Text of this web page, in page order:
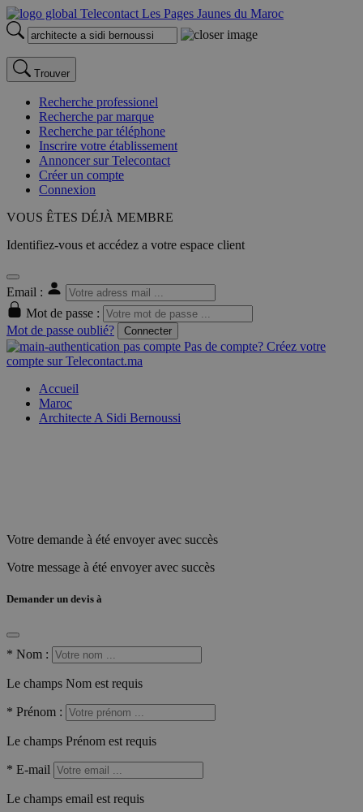
Trouver
Recherche professionel
Recherche par marque
Recherche par téléphone
Inscrire votre établissement
Annoncer sur Telecontact
Créer un compte
Connexion
VOUS ÊTES DÉJÀ MEMBRE
Identifiez-vous et accédez a votre espace client
Email :
Mot de passe :
Mot de passe oublié?
Connecter
Pas de compte? Créez votre
compte sur Telecontact.ma
Accueil
Maroc
Architecte A Sidi Bernoussi
Votre demande à été envoyer avec succès
Votre message à été envoyer avec succès
Demander un devis à
* Nom :
Le champs Nom est requis
* Prénom :
Le champs Prénom est requis
* E-mail
Le champs email est requis